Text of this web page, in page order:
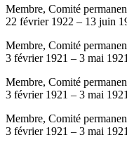
Membre, Comité
22 février 1922 – 13 juin
Membre, Comité
3 février 1921 – 3 mai 1921
Membre, Comité
3 février 1921 – 3 mai 1921
Membre, Comité
3 février 1921 – 3 mai 1921